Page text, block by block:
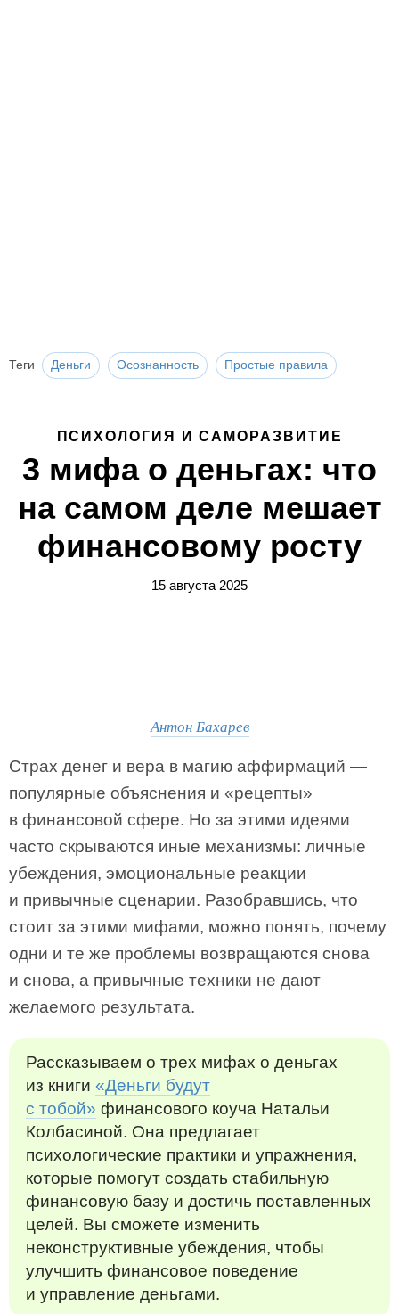
Теги Деньги Осознанность Простые правила
ПСИХОЛОГИЯ И САМОРАЗВИТИЕ
3 мифа о деньгах: что
на самом деле мешает
финансовому росту
15 августа 2025
Антон Бахарев
Страх денег и вера в магию аффирмаций —
популярные объяснения и «рецепты»
в финансовой сфере. Но за этими идеями
часто скрываются иные механизмы: личные
убеждения, эмоциональные реакции
и привычные сценарии. Разобравшись, что
стоит за этими мифами, можно понять, почему
одни и те же проблемы возвращаются снова
и снова, а привычные техники не дают
желаемого результата.
Рассказываем о трех мифах о деньгах
из книги «Деньги будут
с тобой» финансового коуча Натальи
Колбасиной. Она предлагает
психологические практики и упражнения,
которые помогут создать стабильную
финансовую базу и достичь поставленных
целей. Вы сможете изменить
неконструктивные убеждения, чтобы
улучшить финансовое поведение
и управление деньгами.